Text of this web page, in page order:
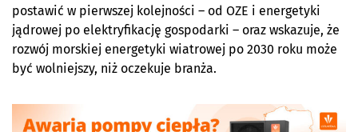
postawić w pierwszej kolejności – od OZE i energetyki
jądrowej po elektryfikację gospodarki – oraz wskazuje, że
rozwój morskiej energetyki wiatrowej po 2030 roku może
być wolniejszy, niż oczekuje branża.